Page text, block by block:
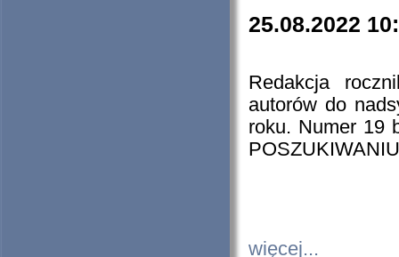
25.08.2022
Redakcja
autorów do
roku. Numer 19
więcej...